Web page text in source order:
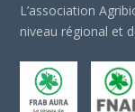
L’association
niveau régional et